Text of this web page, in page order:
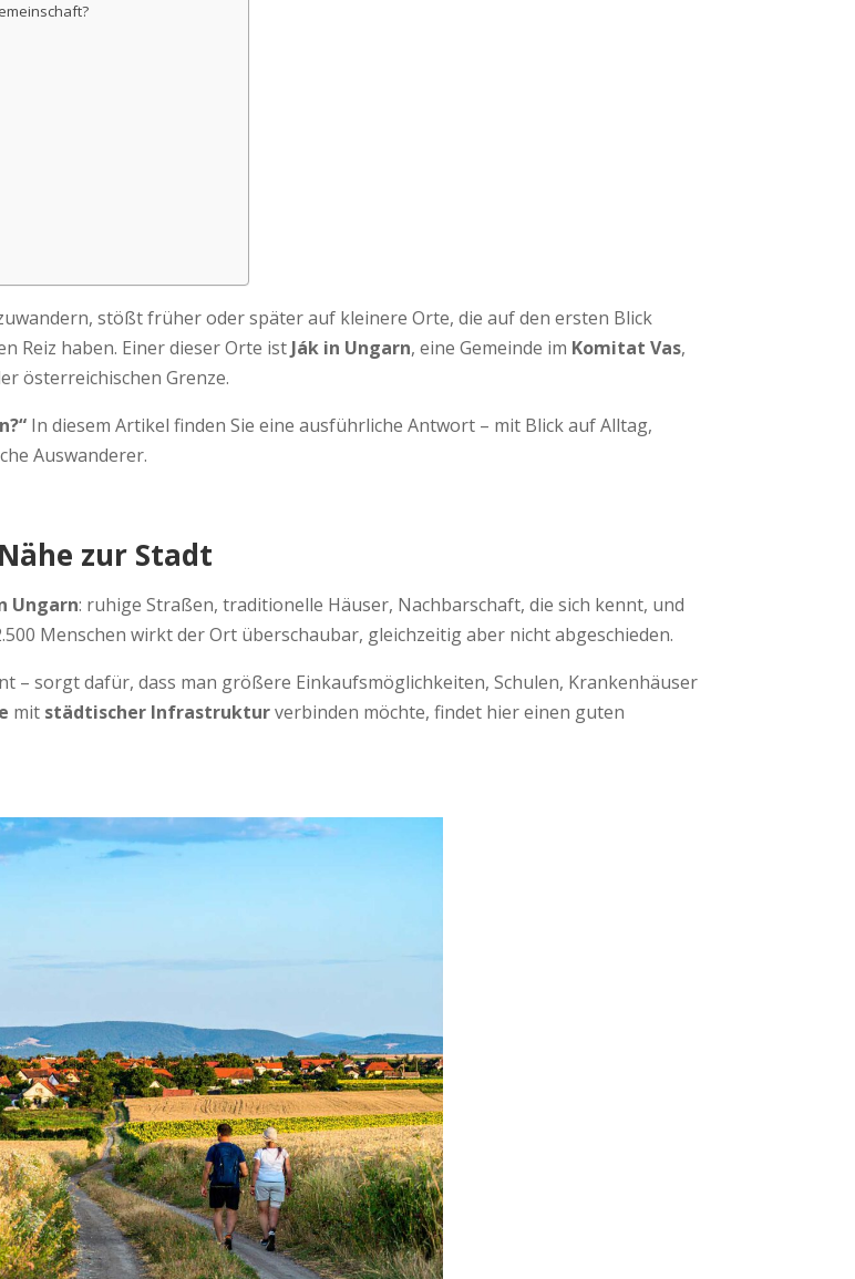
stößt früher oder später auf kleinere Orte, die auf den ersten Blick
Reiz haben. Einer dieser Orte ist Ják in Ungarn, eine Gemeinde im Komitat Vas,
österreichischen Grenze.
In diesem Artikel finden Sie eine ausführliche Antwort – mit Blick auf Alltag,
Auswanderer.
zur Stadt
Ungarn: ruhige Straßen, traditionelle Häuser, Nachbarschaft, die sich kennt, und
Menschen wirkt der Ort überschaubar, gleichzeitig aber nicht abgeschieden.
– sorgt dafür, dass man größere Einkaufsmöglichkeiten, Schulen, Krankenhäuser
mit städtischer Infrastrukturverbinden möchte, findet hier einen guten